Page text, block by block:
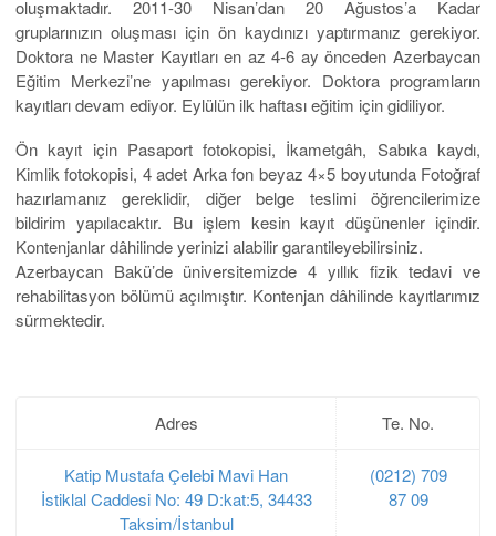
oluşmaktadır. 2011-30 Nisan’dan 20 Ağustos’a Kadar
gruplarınızın oluşması için ön kaydınızı yaptırmanız gerekiyor.
Doktora ne Master Kayıtları en az 4-6 ay önceden Azerbaycan
Eğitim Merkezi’ne yapılması gerekiyor. Doktora programların
kayıtları devam ediyor. Eylülün ilk haftası eğitim için gidiliyor.
Ön kayıt için Pasaport fotokopisi, İkametgâh, Sabıka kaydı,
Kimlik fotokopisi, 4 adet Arka fon beyaz 4×5 boyutunda Fotoğraf
hazırlamanız gereklidir, diğer belge teslimi öğrencilerimize
bildirim yapılacaktır. Bu işlem kesin kayıt düşünenler içindir.
Kontenjanlar dâhilinde yerinizi alabilir garantileyebilirsiniz.
Azerbaycan Bakü’de üniversitemizde 4 yıllık fizik tedavi ve
rehabilitasyon bölümü açılmıştır. Kontenjan dâhilinde kayıtlarımız
sürmektedir.
Adres Te. No.
Katip Mustafa Çelebi Mavi Han
İstiklal Caddesi No: 49 D:kat:5, 34433
Taksim/İstanbul
(0212) 709
87 09